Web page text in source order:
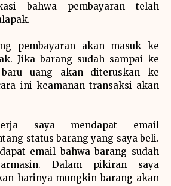
bahwa pembayaran telah
pembayaran akan masuk ke
Jika barang sudah sampai ke
uang akan diteruskan ke
ini keamanan transaksi akan
saya mendapat email
status barang yang saya beli.
email bahwa barang sudah
Dalam pikiran saya
harinya mungkin barang akan